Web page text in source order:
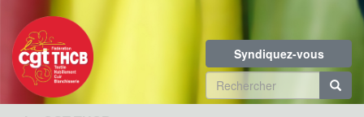
contenu
principal
Syndiquez-vous
Formulaire